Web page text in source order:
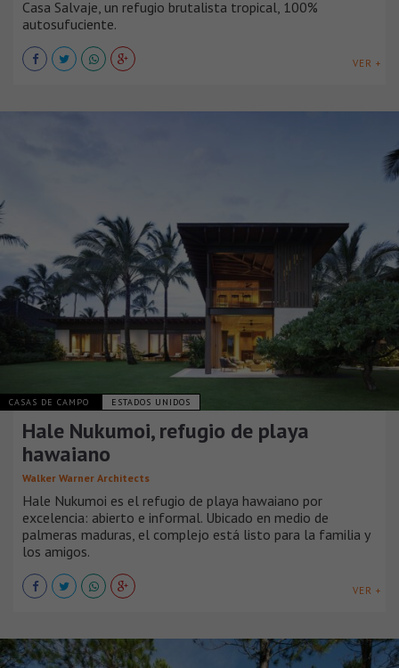
Casa Salvaje, un refugio brutalista tropical, 100%
autosufuciente.
VER +
CASAS DE CAMPO ESTADOS UNIDOS
Hale Nukumoi, refugio de playa
hawaiano
Walker Warner Architects
Hale Nukumoi es el refugio de playa hawaiano por
excelencia: abierto e informal. Ubicado en medio de
palmeras maduras, el complejo está listo para la familia y
los amigos.
VER +